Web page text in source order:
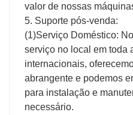
valor de nossas
5. Suporte pós-venda:
(1)Serviço Doméstico:
serviço no local em toda
internacionais,
abrangente e podemos
para instalação e
necessário.